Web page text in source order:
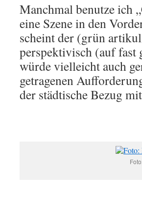
Manchmal benutze ich
eine Szene in den
scheint der (grün
perspektivisch (auf fast
würde vielleicht auch
getragenen
der städtische Bezug